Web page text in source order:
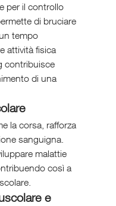
per il controllo
di bruciare
tempo
attività fisica
contribuisce
di una
la corsa, rafforza
sanguigna.
malattie
così a
e